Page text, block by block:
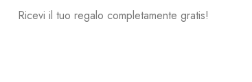
Ricevi il tuo regalo completamente gratis!